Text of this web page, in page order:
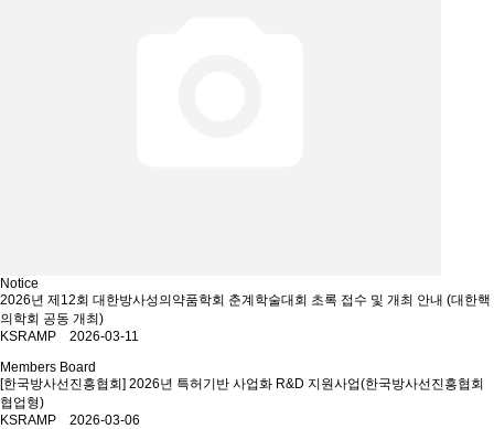
Notice
2026년 제12회 대한방사성의약품학회 춘계학술대회 초록 접수 및 개최 안내 (대한핵
의학회 공동 개최)
KSRAMP 2026-03-11
Members Board
[한국방사선진흥협회] 2026년 특허기반 사업화 R&D 지원사업(한국방사선진흥협회
협업형)
KSRAMP 2026-03-06